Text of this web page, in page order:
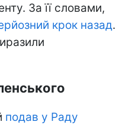
За її словами,
крок назад.
подав у Раду